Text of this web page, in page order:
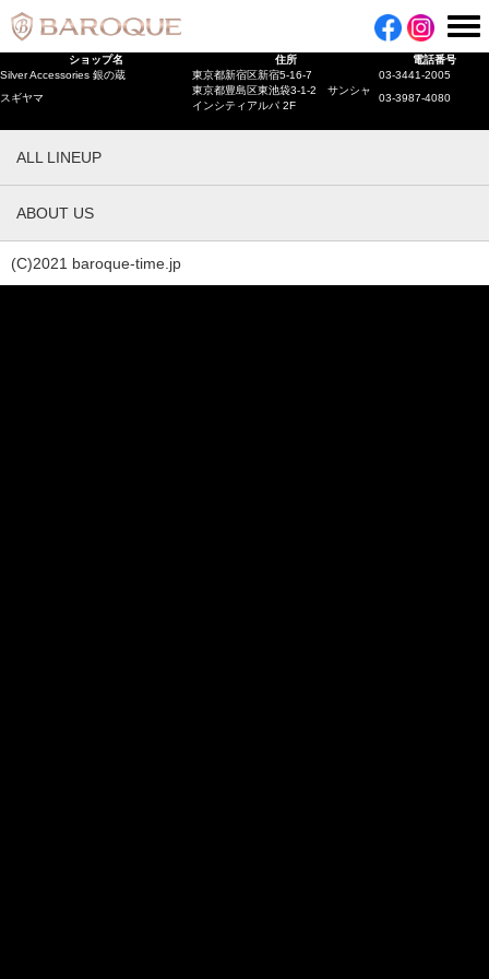
ショップ名 住所
電話番号
Silver Accessories 銀の蔵
東京都新宿区新宿5-16-7
03-3441-2005
スギヤマ
東京都豊島区東池袋3-1-2 サンシャ
インシティアルパ 2F
03-3987-4080
ALL LINEUP
ABOUT US
(C)2021 baroque-time.jp